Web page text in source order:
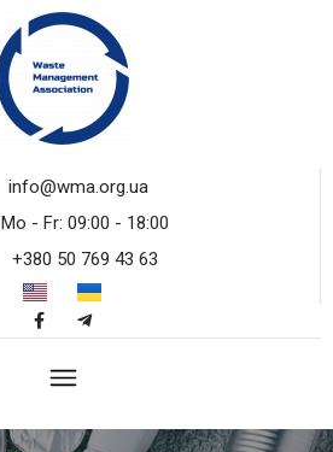
info@wma.org.ua
Mo - Fr: 09:00 - 18:00
+380 50 769 43 63